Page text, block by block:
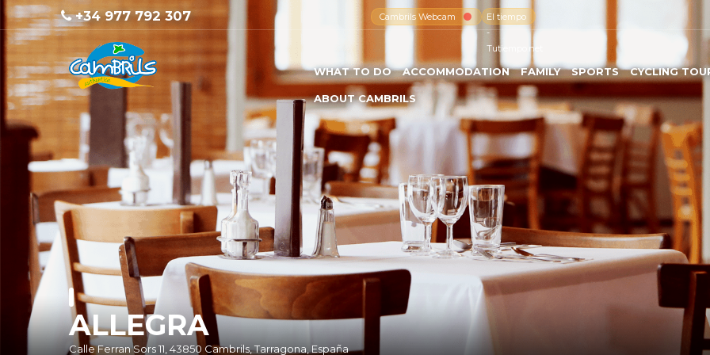
+34 977 792 307 Cambrils Webcam
El tiempo
-
Tutiempo.net
WHAT TO DO ACCOMMODATION FAMILY SPORTS CYCLING
ABOUT CAMBRILS
ALLEGRA
Calle Ferran Sors 11, 43850 Cambrils, Tarragona, España